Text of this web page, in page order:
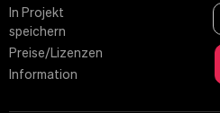
In Projekt
speichern
Preise/Lizenzen
Information